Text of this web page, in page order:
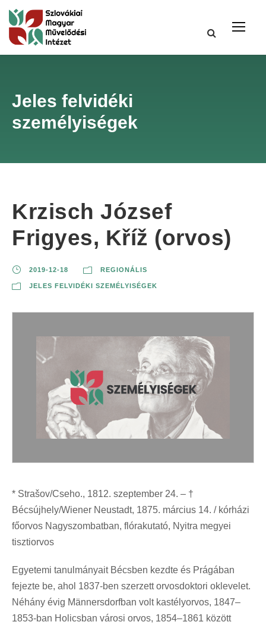
Jeles felvidéki
személyiségek
Krzisch József
Frigyes, Kříž (orvos)
2019-12-18 REGIONÁLIS
JELES FELVIDÉKI SZEMÉLYISÉGEK
* Strašov/Cseho., 1812. szeptember 24. – †
Bécsújhely/Wiener Neustadt, 1875. március 14. / kórházi
főorvos Nagyszombatban, flórakutató, Nyitra megyei
tisztiorvos
Egyetemi tanulmányait Bécsben kezdte és Prágában
fejezte be, ahol 1837-ben szerzett orvosdoktori oklevelet.
Néhány évig Männersdorfban volt kastélyorvos, 1847–
1853-ban Holicsban városi orvos, 1854–1861 között